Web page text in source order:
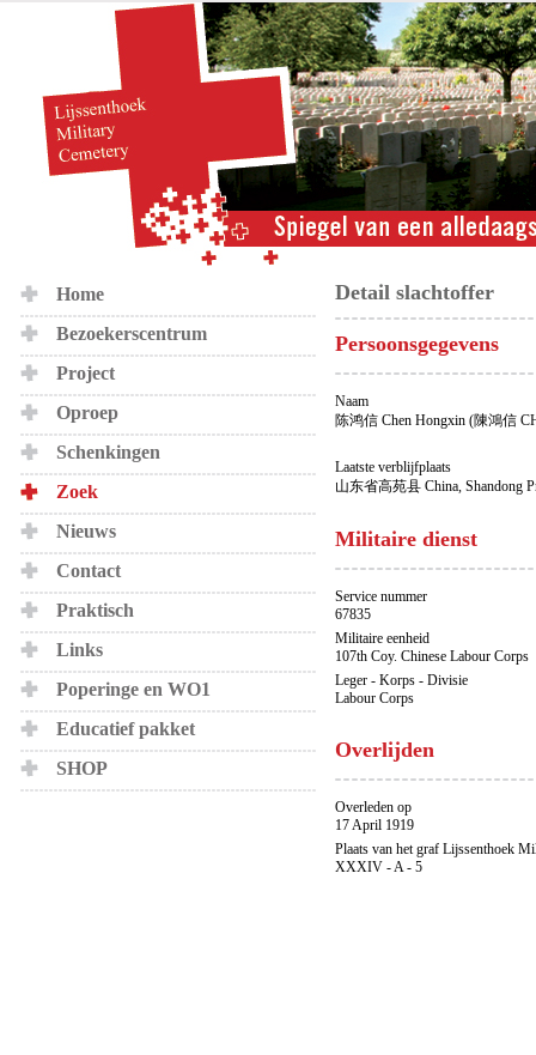
Home
Bezoekerscentrum
Project
Oproep
Schenkingen
Zoek
Nieuws
Contact
Praktisch
Links
Poperinge en WO1
Educatief pakket
SHOP
Detail slachtoffer
Persoonsgegevens
Naam
陈鸿信 Chen Hongxin (陳鴻信
Laatste verblijfplaats
山东省高苑县 China, Shandong
Militaire dienst
Service nummer
67835
Militaire eenheid
107th Coy. Chinese Labour Corps
Leger - Korps - Divisie
Labour Corps
Overlijden
Overleden op
17 April 1919
Plaats van het graf Lijssenthoek
XXXIV - A - 5